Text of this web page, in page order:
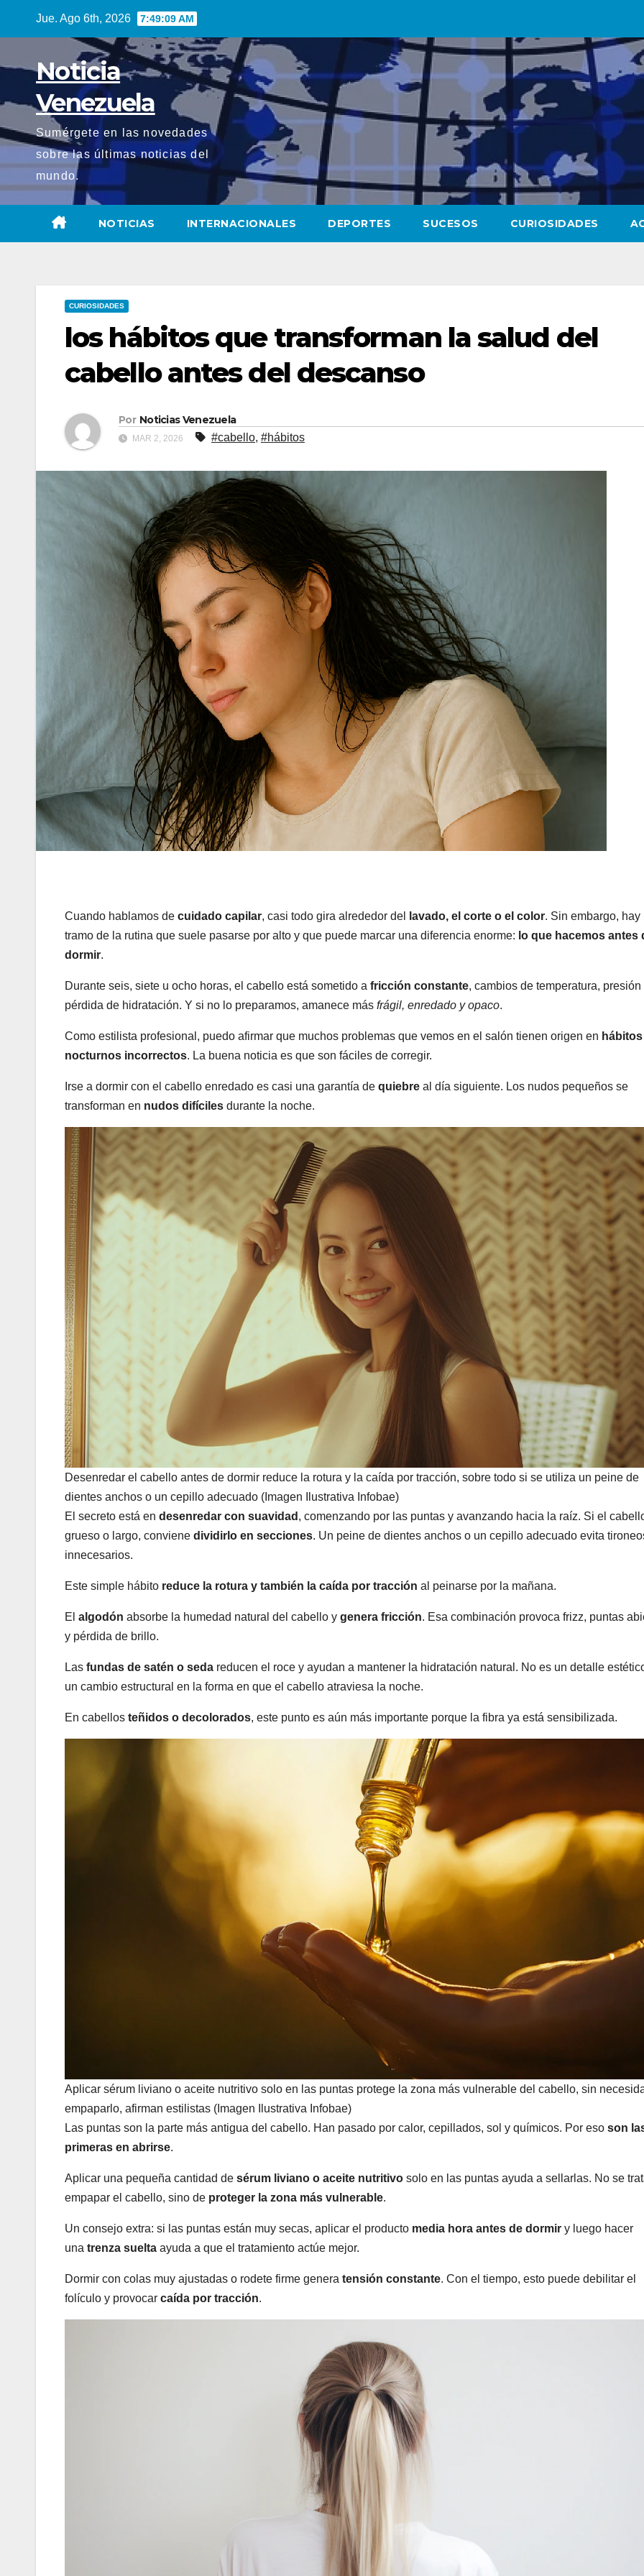
Jue. Ago 6th, 2026 7:49:11 AM
Noticia
Venezuela
Sumérgete en las novedades
sobre las últimas noticias del
mundo.
NOTICIAS INTERNACIONALES DEPORTES SUCESOS CURIOSIDADES
CURIOSIDADES
los hábitos que transforman la salud del
cabello antes del descanso
Por Noticias Venezuela
MAR 2, 2026 #cabello, #hábitos
Cuando hablamos de cuidado capilar, casi todo gira alrededor del lavado, el corte o el color. Sin embargo, hay
tramo de la rutina que suele pasarse por alto y que puede marcar una diferencia enorme: lo que hacemos antes
dormir.
Durante seis, siete u ocho horas, el cabello está sometido a fricción constante, cambios de temperatura, presión
pérdida de hidratación. Y si no lo preparamos, amanece más frágil, enredado y opaco.
Como estilista profesional, puedo afirmar que muchos problemas que vemos en el salón tienen origen en hábitos
nocturnos incorrectos. La buena noticia es que son fáciles de corregir.
Irse a dormir con el cabello enredado es casi una garantía de quiebre al día siguiente. Los nudos pequeños se
transforman en nudos difíciles durante la noche.
Desenredar el cabello antes de dormir reduce la rotura y la caída por tracción, sobre todo si se utiliza un peine de
dientes anchos o un cepillo adecuado (Imagen Ilustrativa Infobae)
El secreto está en desenredar con suavidad , comenzando por las puntas y avanzando hacia la raíz. Si el
grueso o largo, conviene dividirlo en secciones. Un peine de dientes anchos o un cepillo adecuado evita
innecesarios.
Este simple hábito reduce la rotura y también la caída por tracción al peinarse por la mañana.
El algodón absorbe la humedad natural del cabello y genera fricción. Esa combinación provoca frizz, puntas
y pérdida de brillo.
Las fundas de satén o seda reducen el roce y ayudan a mantener la hidratación natural. No es un detalle
un cambio estructural en la forma en que el cabello atraviesa la noche.
En cabellos teñidos o decolorados, este punto es aún más importante porque la fibra ya está sensibilizada.
Aplicar sérum liviano o aceite nutritivo solo en las puntas protege la zona más vulnerable del cabello, sin
empaparlo, afirman estilistas (Imagen Ilustrativa Infobae)
Las puntas son la parte más antigua del cabello. Han pasado por calor, cepillados, sol y químicos. Por eso son
primeras en abrirse.
Aplicar una pequeña cantidad de sérum liviano o aceite nutritivo solo en las puntas ayuda a sellarlas. No se
empapar el cabello, sino de proteger la zona más vulnerable.
Un consejo extra: si las puntas están muy secas, aplicar el producto media hora antes de dormir y luego hacer
una trenza suelta ayuda a que el tratamiento actúe mejor.
Dormir con colas muy ajustadas o rodete firme genera tensión constante. Con el tiempo, esto puede debilitar el
folículo y provocar caída por tracción.